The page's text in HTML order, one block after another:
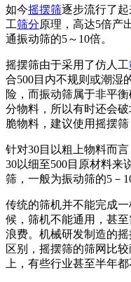
如今摇摆筛逐步流行了起
工筛分原理，高达5倍产
通振动筛的5～10倍。
摇摆筛由于采用了仿人工
合500目内不规则或潮湿
险，而振动筛属于非平
分物料，所以有时还会
脆物料，建议使用摇摆筛
针对30目以粗上物料而
30以细至500目原材料来
筛，一般为振动筛的5－
传统的筛机并不能完成
候，筛机不能通用，甚
浪费。机械研发制造的
区别，摇摆筛的筛网比
上，有些行业甚至半年都